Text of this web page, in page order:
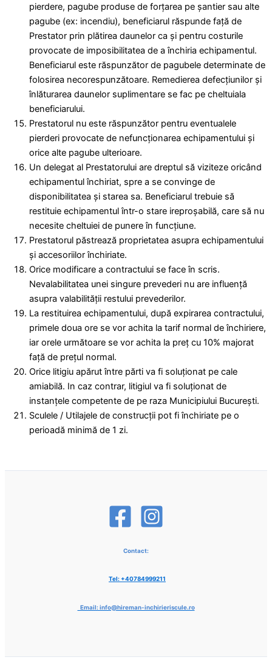
pierdere, pagube produse de forţarea pe şantier sau alte
pagube (ex: incendiu), beneficiarul răspunde faţă de
Prestator prin plătirea daunelor ca şi pentru costurile
provocate de imposibilitatea de a închiria echipamentul.
Beneficiarul este răspunzător de pagubele determinate de
folosirea necorespunzătoare. Remedierea defecţiunilor şi
înlăturarea daunelor suplimentare se fac pe cheltuiala
beneficiarului.
Prestatorul nu este răspunzător pentru eventualele
pierderi provocate de nefuncţionarea echipamentului şi
orice alte pagube ulterioare.
Un delegat al Prestatorului are dreptul să viziteze oricând
echipamentul închiriat, spre a se convinge de
disponibilitatea şi starea sa. Beneficiarul trebuie să
restituie echipamentul într-o stare ireproşabilă, care să nu
necesite cheltuiei de punere în funcţiune.
Prestatorul păstrează proprietatea asupra echipamentului
şi accesoriilor închiriate.
Orice modificare a contractului se face în scris.
Nevalabilitatea unei singure prevederi nu are influenţă
asupra valabilităţii restului prevederilor.
La restituirea echipamentului, după expirarea contractului,
primele doua ore se vor achita la tarif normal de închiriere,
iar orele următoare se vor achita la preţ cu 10% majorat
faţă de preţul normal.
Orice litigiu apărut între părti va fi soluţionat pe cale
amiabilă. In caz contrar, litigiul va fi soluţionat de
instanţele competente de pe raza Municipiului Bucureşti.
Sculele / Utilajele de construcţii pot fi închiriate pe o
perioadă minimă de 1 zi.
Contact:
Tel: +40784999211
Email: info@hireman-inchirieriscule.ro